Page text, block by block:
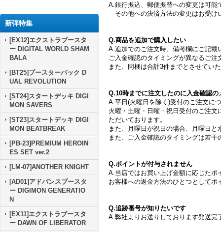
新弾特集
[EX12]エクストラブースタ
ー DIGITAL WORLD SHAM
BALA
[BT25]ブースターパック D
UAL REVOLUTION
[ST24]スタートデッキ DIGI
MON SAVERS
[ST23]スタートデッキ DIGI
MON BEATBREAK
[PB-23]PREMIUM HEROIN
ES SET ver.2
[LM-07]ANOTHER KNIGHT
[AD01]アドバンスブースタ
ー DIGIMON GENERATIO
N
[EX11]エクストラブースタ
ー DAWN OF LIBERATOR
A.銀行振込、郵便振替への変更は可
その他への決済方法の変更はお受け
Q.商品を追加で購入したい
A.追加でのご注文時、備考欄にご記
ご入金確認のタイミングが異なるご
また、同梱は合計3件までとさせてい
Q.10時までに注文したのに入金確認の
A.平日(火曜日を除く)受付のご注文に
火曜・土曜・日曜・祝日受付のご注
ただいております。
また、月曜日が祝日の場合、月曜日
また、ご入金確認のタイミングは若
Q.ポイントが付与されません
A.当店ではお買い上げ金額に応じた
お客様への返金方法のひとつとして
Q.追跡番号が知りたいです
A.弊社よりお送りしております発送